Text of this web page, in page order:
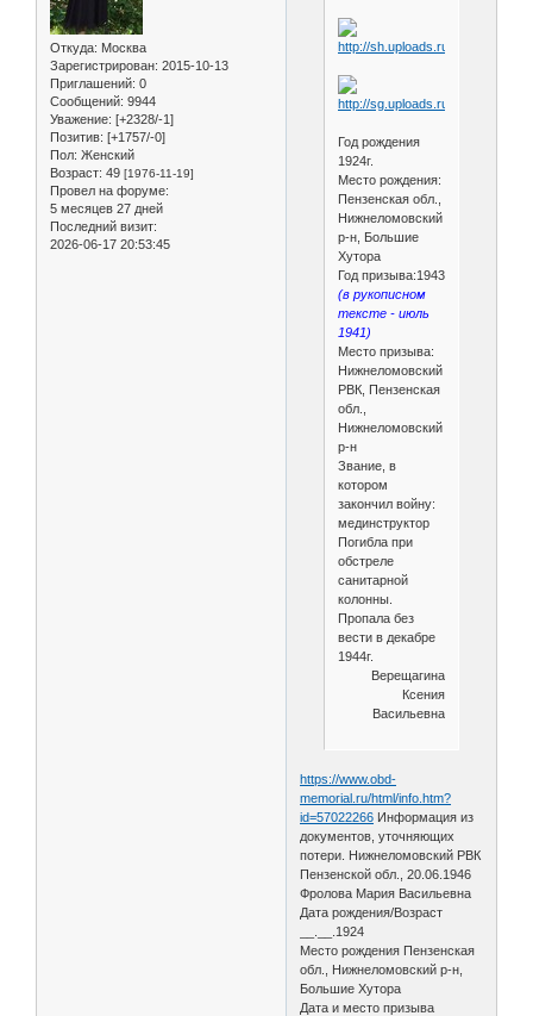
Откуда: Москва
Зарегистрирован: 2015-10-13
Приглашений: 0
Сообщений: 9944
Уважение: [+2328/-1]
Позитив: [+1757/-0]
Пол: Женский
Возраст: 49 [1976-11-19]
Провел на форуме:
5 месяцев 27 дней
Последний визит:
2026-06-17 20:53:45
Год рождения
1924г.
Место рождения:
Пензенская обл.,
Нижнеломовский
р-н, Большие
Хутора
Год призыва:1943
(в рукописном
тексте - июль
1941)
Место призыва:
Нижнеломовский
РВК, Пензенская
обл.,
Нижнеломовский
р-н
Звание, в
котором
закончил войну:
мединструктор
Погибла при
обстреле
санитарной
колонны.
Пропала без
вести в декабре
1944г.
Верещагина
Ксения
Васильевна
https://www.obd-
memorial.ru/html/info.htm?
id=57022266 Информация из
документов, уточняющих
потери. Нижнеломовский РВК
Пензенской обл., 20.06.1946
Фролова Мария Васильевна
Дата рождения/Возраст
__.__.1924
Место рождения Пензенская
обл., Нижнеломовский р-н,
Большие Хутора
Дата и место призыва